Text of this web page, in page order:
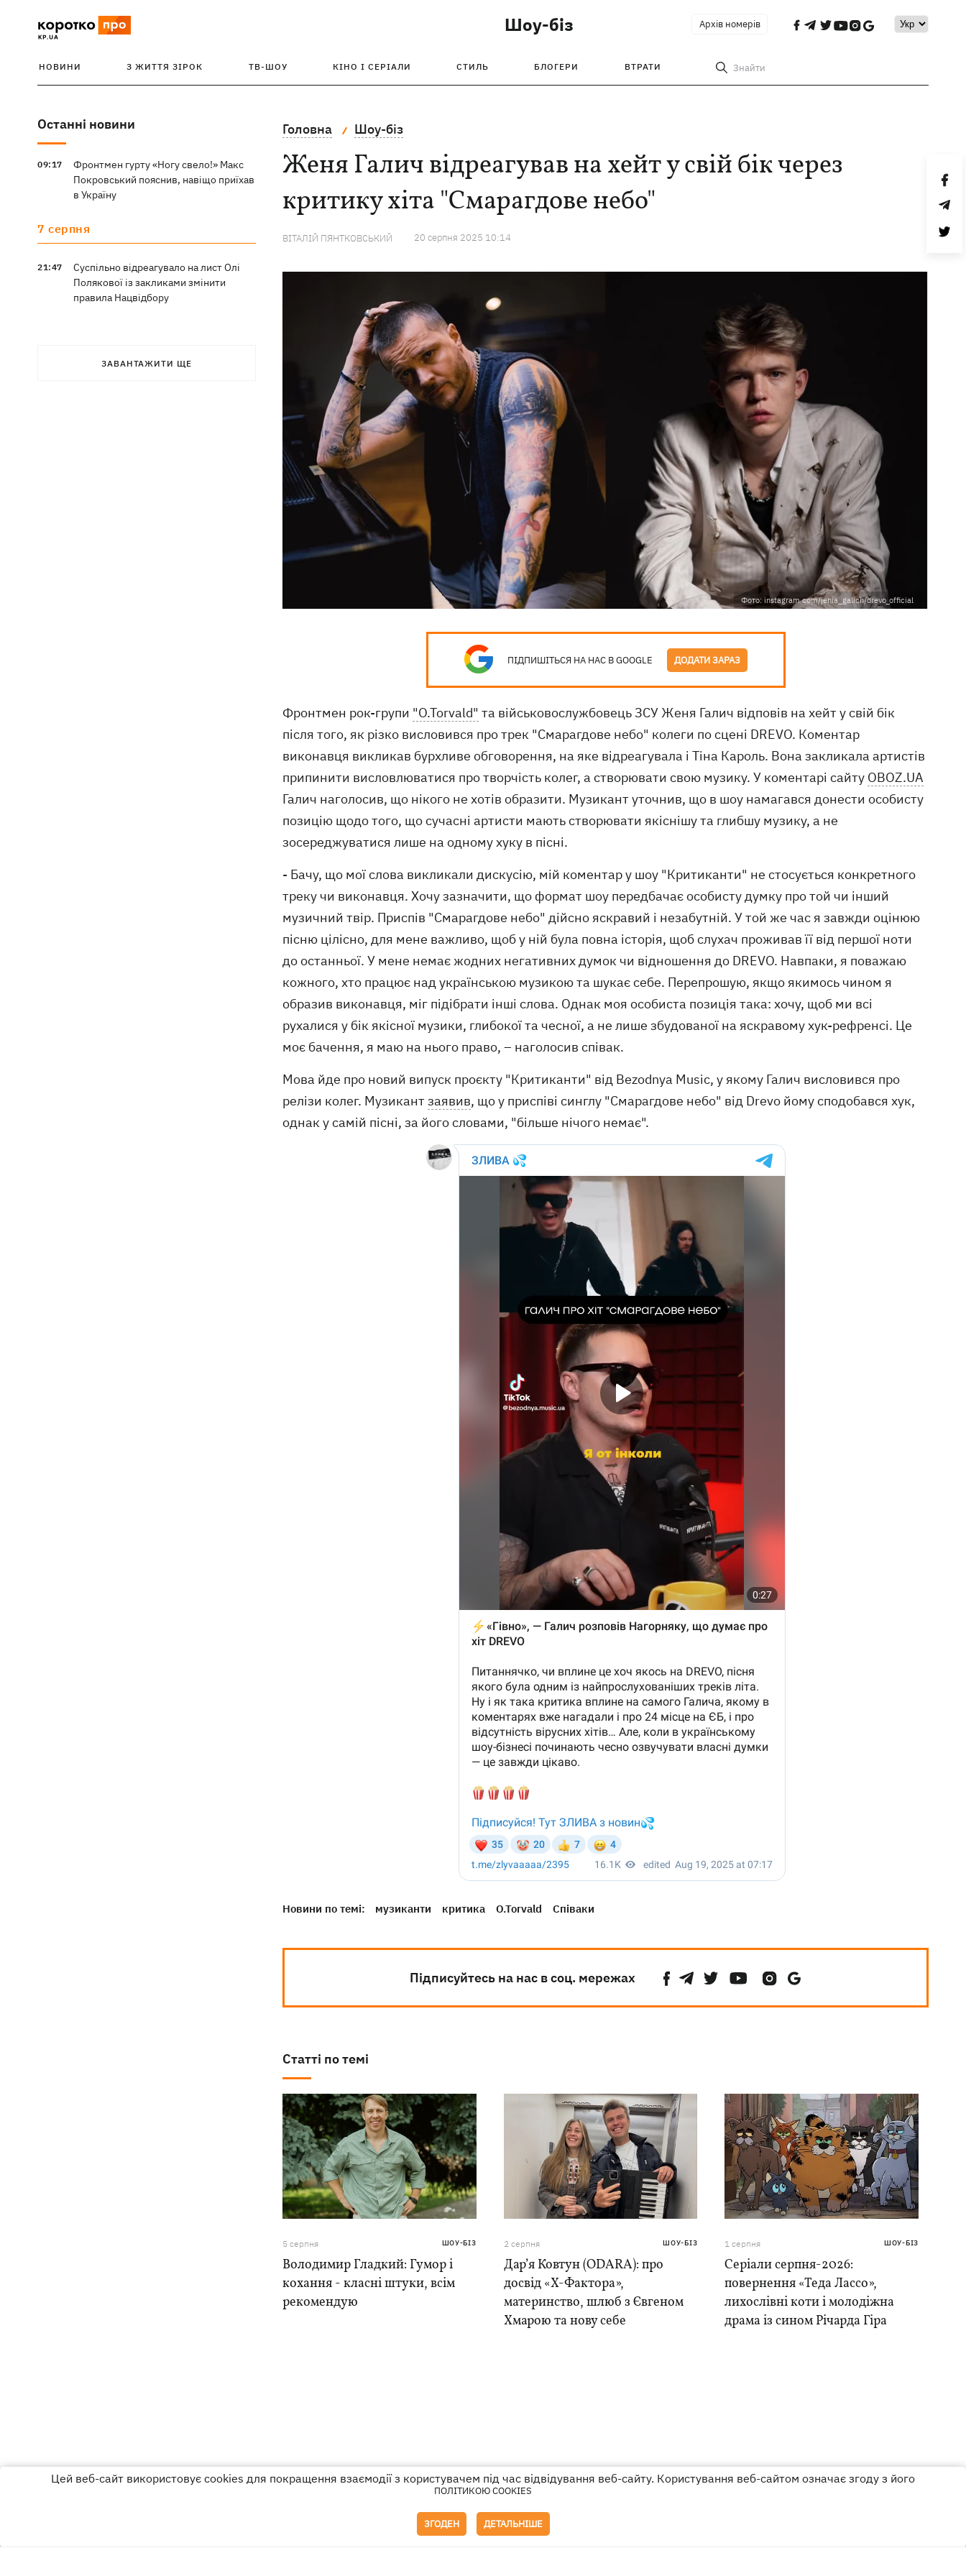
Шоу-біз Архів номерів
НОВИНИ З ЖИТТЯ ЗІРОК ТВ-ШОУ КІНО І СЕРІАЛИ СТИЛЬ БЛОГЕРИ ВТРАТИ Знайти
Останні новини
09:17
Фронтмен гурту «Ногу свело!» Макс
Покровський пояснив, навіщо приїхав
в Україну
7 серпня
21:47
Суспільно відреагувало на лист Олі
Полякової із закликами змінити
правила Нацвідбору
ЗАВАНТАЖИТИ ЩЕ
Головна Шоу-біз
Женя Галич відреагував на хейт у свій бік через
критику хіта "Смарагдове небо"
ВІТАЛІЙ ПЯНТКОВСЬКИЙ 20 серпня 2025 10:14
Фото: instagram.com/jenia_galich/drevo_official
ПІДПИШІТЬСЯ НА НАС В GOOGLE ДОДАТИ ЗАРАЗ
Фронтмен рок-групи "O.Torvald" та військовослужбовець ЗСУ Женя Галич відповів на хейт у свій бік
після того, як різко висловився про трек "Смарагдове небо" колеги по сцені DREVO. Коментар
виконавця викликав бурхливе обговорення, на яке відреагувала і Тіна Кароль. Вона закликала артистів
припинити висловлюватися про творчість колег, а створювати свою музику. У коментарі сайту OBOZ.UA
Галич наголосив, що нікого не хотів образити. Музикант уточнив, що в шоу намагався донести особисту
позицію щодо того, що сучасні артисти мають створювати якіснішу та глибшу музику, а не
зосереджуватися лише на одному хуку в пісні.
- Бачу, що мої слова викликали дискусію, мій коментар у шоу "Критиканти" не стосується конкретного
треку чи виконавця. Хочу зазначити, що формат шоу передбачає особисту думку про той чи інший
музичний твір. Приспів "Смарагдове небо" дійсно яскравий і незабутній. У той же час я завжди оцінюю
пісню цілісно, для мене важливо, щоб у ній була повна історія, щоб слухач проживав її від першої ноти
до останньої. У мене немає жодних негативних думок чи відношення до DREVO. Навпаки, я поважаю
кожного, хто працює над українською музикою та шукає себе. Перепрошую, якщо якимось чином я
образив виконавця, міг підібрати інші слова. Однак моя особиста позиція така: хочу, щоб ми всі
рухалися у бік якісної музики, глибокої та чесної, а не лише збудованої на яскравому хук-рефренсі. Це
моє бачення, я маю на нього право, – наголосив співак.
Мова йде про новий випуск проєкту "Критиканти" від Bezodnya Music, у якому Галич висловився про
релізи колег. Музикантзаявив, що у приспіві синглу "Смарагдове небо" від Drevo йому сподобався хук,
однак у самій пісні, за його словами, "більше нічого немає".
Новини по темі: музиканти критика O.Torvald Співаки
Підписуйтесь на нас в соц. мережах
Статті по темі
5 серпня ШОУ-БІЗ
Володимир Гладкий: Гумор і
кохання - класні штуки, всім
рекомендую
2 серпня ШОУ-БІЗ
Дар’я Ковтун (ODARA): про
досвід «Х-Фактора»,
материнство, шлюб з Євгеном
Хмарою та нову себе
1 серпня ШОУ-БІЗ
Серіали серпня-2026:
повернення «Теда Лассо»,
лихослівні коти і молодіжна
драма із сином Річарда Гіра
Політика конфіденційності
Цей веб-сайт використовує cookies для покращення взаємодії з користувачем під час відвідування веб-сайту. Користування веб-сайтом означає згоду з його
ПОЛІТИКОЮ COOKIES
ЗГОДЕН ДЕТАЛЬНІШЕ